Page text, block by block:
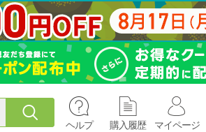
ヘルプ 購入履歴 マイページ